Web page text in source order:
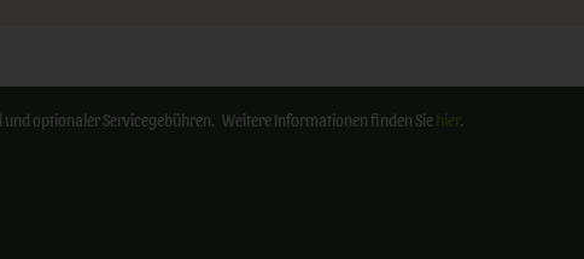
optionaler Servicegebühren. Weitere Informationen finden Sie